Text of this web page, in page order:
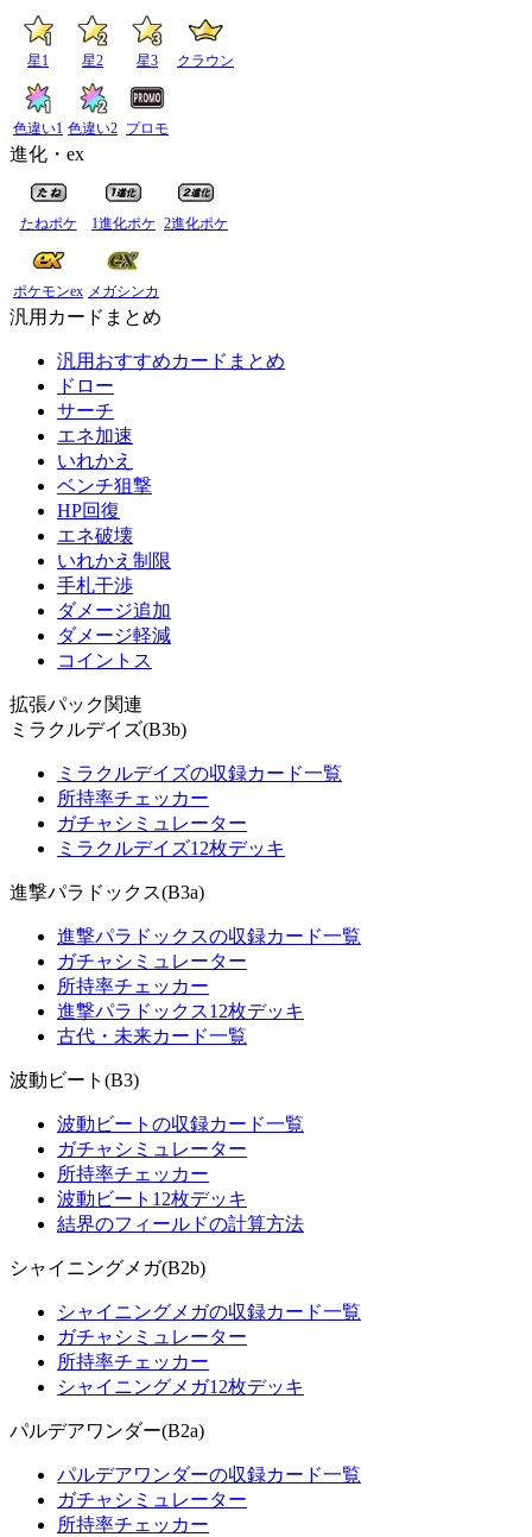
星1 星2 星3 クラウン
色違い1 色違い2 プロモ
進化・ex
たねポケ 1進化ポケ 2進化ポケ
ポケモンex メガシンカ
汎用カードまとめ
汎用おすすめカードまとめ
ドロー
サーチ
エネ加速
いれかえ
ベンチ狙撃
HP回復
エネ破壊
いれかえ制限
手札干渉
ダメージ追加
ダメージ軽減
コイントス
拡張パック関連
ミラクルデイズ(B3b)
ミラクルデイズの収録カード一覧
所持率チェッカー
ガチャシミュレーター
ミラクルデイズ12枚デッキ
進撃パラドックス(B3a)
進撃パラドックスの収録カード一覧
ガチャシミュレーター
所持率チェッカー
進撃パラドックス12枚デッキ
古代・未来カード一覧
波動ビート(B3)
波動ビートの収録カード一覧
ガチャシミュレーター
所持率チェッカー
波動ビート12枚デッキ
結界のフィールドの計算方法
シャイニングメガ(B2b)
シャイニングメガの収録カード一覧
ガチャシミュレーター
所持率チェッカー
シャイニングメガ12枚デッキ
パルデアワンダー(B2a)
パルデアワンダーの収録カード一覧
ガチャシミュレーター
所持率チェッカー